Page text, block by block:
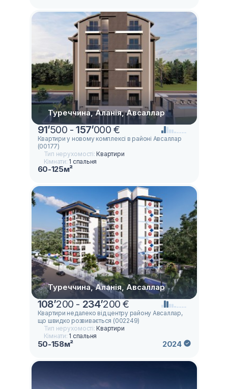
Туреччина, Аланія, Авсаллар
91’500 -157’000 €
Квартири у новому комплексі в районі Авсаллар
(00177)
Тип нерухомості:Квартири
Кімнати: 1 спальня
60-125м²
Туреччина, Аланія, Авсаллар
108’200 - 234’200 €
Квартири недалеко від центру району Авсаллар,
що швидко розвивається (002249)
Тип нерухомості:Квартири
Кімнати: 1 спальня
50-158м² 2024